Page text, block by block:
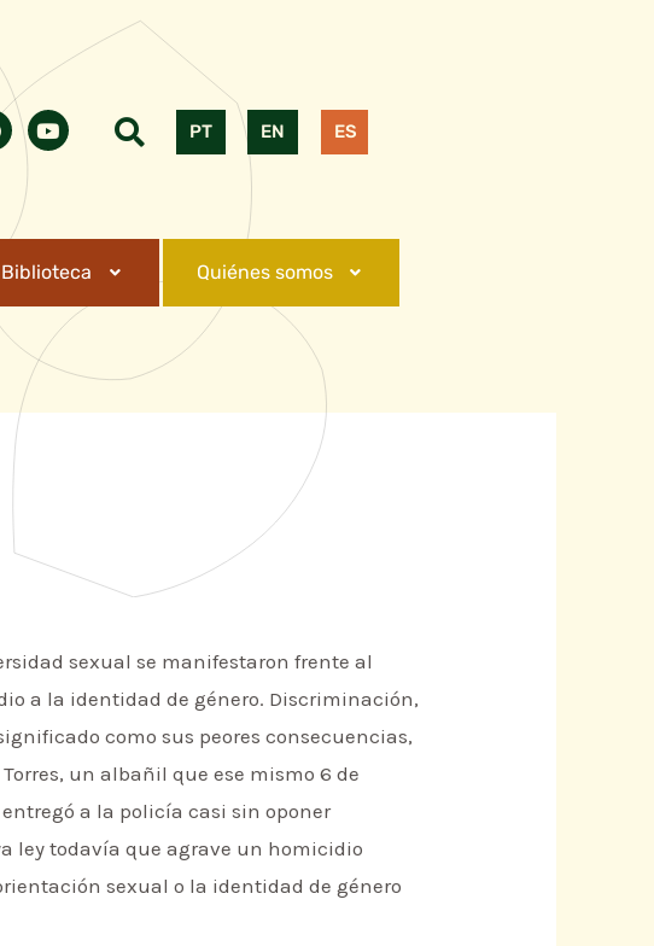
PT EN ES
Biblioteca Quiénes somos
sexual se manifestaron frente al
a la identidad de género. Discriminación,
como sus peores consecuencias,
un albañil que ese mismo 6 de
a la policía casi sin oponer
ley todavía que agrave un homicidio
sexual o la identidad de género